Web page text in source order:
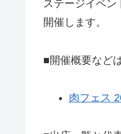
ステージイベン
開催します。
■開催概要など
肉フェス